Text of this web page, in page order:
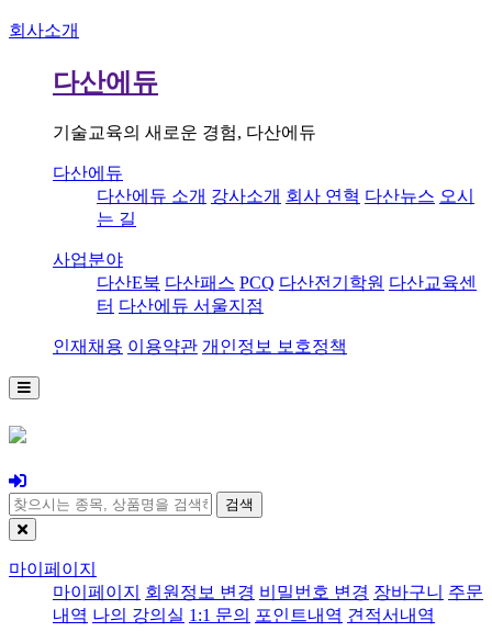
회사소개
다산에듀
기술교육의 새로운 경험, 다산에듀
다산에듀
다산에듀 소개 강사소개 회사 연혁 다산뉴스 오시
는 길
사업분야
다산E북 다산패스 PCQ 다산전기학원 다산교육센
터 다산에듀 서울지점
인재채용 이용약관 개인정보 보호정책
검색
마이페이지
마이페이지
회원정보 변경 비밀번호 변경 장바구니 주문
내역 나의 강의실 1:1 문의 포인트내역 견적서내역